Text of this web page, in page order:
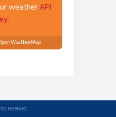
weatherAPI
reserved.